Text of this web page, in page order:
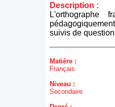
Description :
L'orthographe
suivis de
Matière :
Français
Niveau :
Secondaire